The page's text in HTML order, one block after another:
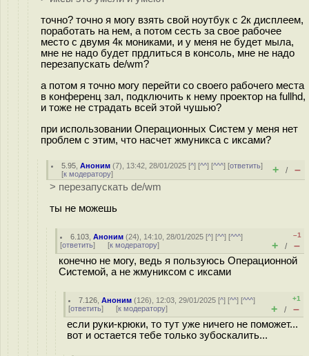
точно? точно я могу взять свой ноутбук с 2к дисплеем,
поработать на нем, а потом сесть за свое рабочее
место с двумя 4к мониками, и у меня не будет мыла,
мне не надо будет прдлиться в консоль, мне не надо
перезапускать de/wm?
а потом я точно могу перейти со своего рабочего места
в конференц зал, подключить к нему проектор на fullhd,
и тоже не страдать всей этой чушью?
при использовании Операционных Систем у меня нет
проблем с этим, что насчет жмуникса с иксами?
5.95 ,Аноним (7), 13:42, 28/01/2025 [^] [^^] [^^^] [ответить]
[к модератору] + / –
> перезапускать de/wm
ты не можешь
6.103 ,Аноним (24), 14:10, 28/01/2025 [^] [^^] [^^^]
[ответить] [к модератору]
–1
+ / –
конечно не могу, ведь я пользуюсь Операционной
Системой, а не жмуниксом с иксами
7.126 ,Аноним (126), 12:03, 29/01/2025 [^] [^^] [^^^]
[ответить] [к модератору]
+1
+ / –
если руки-крюки, то тут уже ничего не поможет...
вот и остается тебе только зубоскалить...